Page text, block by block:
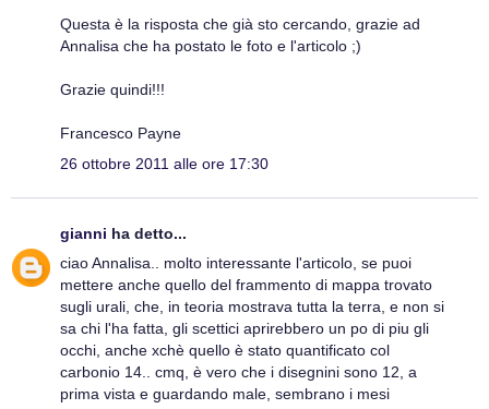
Questa è la risposta che già sto cercando, grazie ad
Annalisa che ha postato le foto e l'articolo ;)
Grazie quindi!!!
Francesco Payne
26 ottobre 2011 alle ore 17:30
gianni ha detto...
ciao Annalisa.. molto interessante l'articolo, se puoi
mettere anche quello del frammento di mappa trovato
sugli urali, che, in teoria mostrava tutta la terra, e non si
sa chi l'ha fatta, gli scettici aprirebbero un po di piu gli
occhi, anche xchè quello è stato quantificato col
carbonio 14.. cmq, è vero che i disegnini sono 12, a
prima vista e guardando male, sembrano i mesi